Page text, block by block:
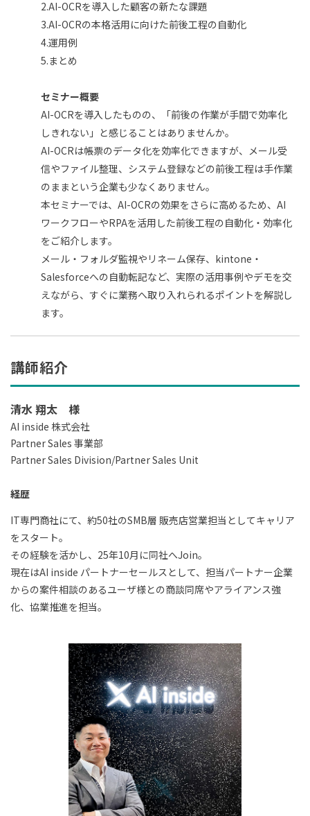
2.AI-OCRを導入した顧客の新たな課題
3.AI-OCRの本格活用に向けた前後工程の自動化
4.運用例
5.まとめ
セミナー概要
AI-OCRを導入したものの、「前後の作業が手間で効率化
しきれない」と感じることはありませんか。
AI-OCRは帳票のデータ化を効率化できますが、メール受
信やファイル整理、システム登録などの前後工程は手作業
のままという企業も少なくありません。
本セミナーでは、AI-OCRの効果をさらに高めるため、AI
ワークフローやRPAを活用した前後工程の自動化・効率化
をご紹介します。
メール・フォルダ監視やリネーム保存、kintone・
Salesforceへの自動転記など、実際の活用事例やデモを交
えながら、すぐに業務へ取り入れられるポイントを解説し
ます。
講師紹介
清水 翔太 様
AI inside 株式会社
Partner Sales 事業部
Partner Sales Division/Partner Sales Unit
経歴
IT専門商社にて、約50社のSMB層 販売店営業担当としてキャリア
をスタート。
その経験を活かし、25年10月に同社へJoin。
現在はAI inside パートナーセールスとして、担当パートナー企業
からの案件相談のあるユーザ様との商談同席やアライアンス強
化、協業推進を担当。